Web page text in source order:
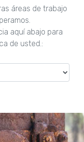
áreas de trabajo
aquí abajo para
de usted.: